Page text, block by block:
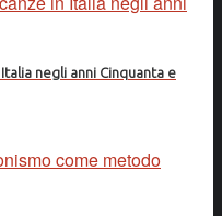
negli anni Cinquanta e